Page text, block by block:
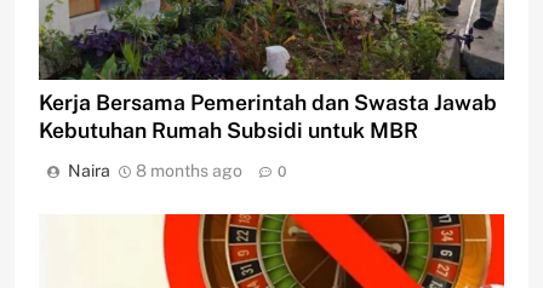
Kerja Bersama Pemerintah dan Swasta Jawab
Kebutuhan Rumah Subsidi untuk MBR
Naira 8 months ago 0